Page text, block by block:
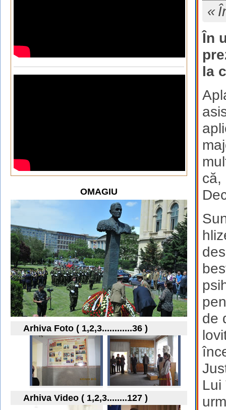
În
la
că,
de
Lui
OMAGIU
Arhiva Foto ( 1,2,3............36 )
Arhiva Video ( 1,2,3........127 )